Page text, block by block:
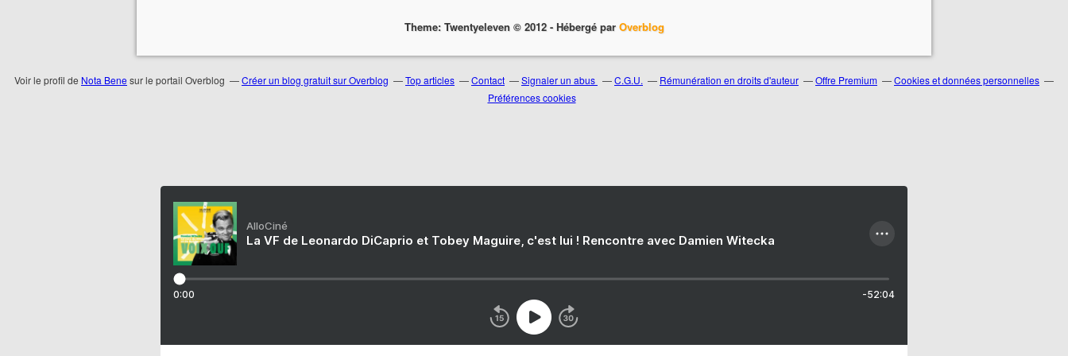
Theme: Twentyeleven © 2012 - Hébergé par Overblog
Voir le profil de Nota Bene sur le portail Overblog Créer un blog gratuit sur Overblog Top articles Contact Signaler un abus C.G.U. Rémunération en droits d'auteur Offre Premium
Cookies et données personnelles
Préférences cookies
AlloCiné
La VF de Leonardo DiCaprio et Tobey Maguire, c'est lui ! Rencontre avec Damien Witecka
0:00 -52:04